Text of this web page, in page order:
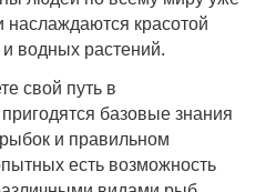
наслаждаются красотой
водных растений.
свой путь в
базовые знания
и правильном
есть возможность